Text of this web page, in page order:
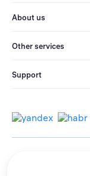
About us
Other services
Support